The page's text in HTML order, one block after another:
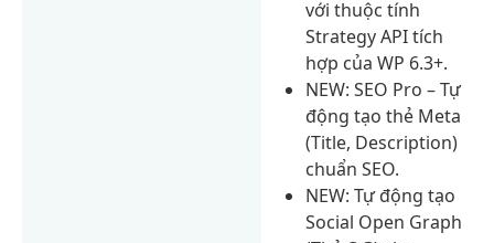
với thuộc tính
Strategy API tích
hợp của WP 6.3+.
NEW: SEO Pro – Tự
động tạo thẻ Meta
(Title, Description)
chuẩn SEO.
NEW: Tự động tạo
Social Open Graph